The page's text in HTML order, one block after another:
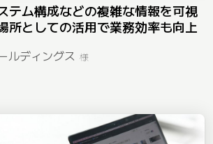
テム構成などの複雑な情報を可視
所としての活用で業務効率も向上
ルディングス 様